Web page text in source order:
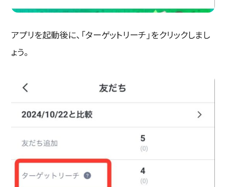
アプリを起動後に、「ターゲットリーチ」をクリックしまし
ょう。